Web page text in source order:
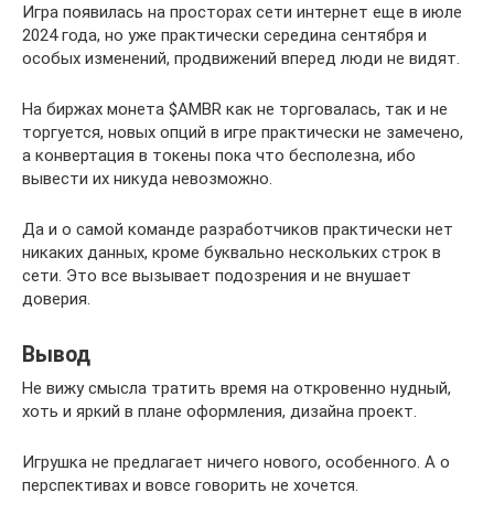
Игра появилась на просторах сети интернет еще в июле
2024 года, но уже практически середина сентября и
особых изменений, продвижений вперед люди не видят.
На биржах монета $AMBR как не торговалась, так и не
торгуется, новых опций в игре практически не замечено,
а конвертация в токены пока что бесполезна, ибо
вывести их никуда невозможно.
Да и о самой команде разработчиков практически нет
никаких данных, кроме буквально нескольких строк в
сети. Это все вызывает подозрения и не внушает
доверия.
Вывод
Не вижу смысла тратить время на откровенно нудный,
хоть и яркий в плане оформления, дизайна проект.
Игрушка не предлагает ничего нового, особенного. А о
перспективах и вовсе говорить не хочется.